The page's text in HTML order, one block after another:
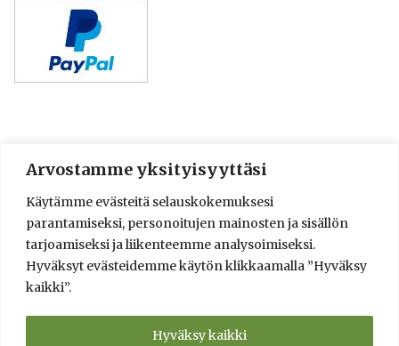
Arvostamme yksityisyyttäsi
Käytämme evästeitä selauskokemuksesi
parantamiseksi, personoitujen mainosten ja sisällön
tarjoamiseksi ja liikenteemme analysoimiseksi.
Hyväksyt evästeidemme käytön klikkaamalla ”Hyväksy
kaikki”.
Hyväksy kaikki
© 2016-2025 Lassi A. Liikkanen
info@saunologia.fi
Facebook
LinkedIn
Instagram
Brief in English
Saunaneuvonta ja saunasuunnittelu